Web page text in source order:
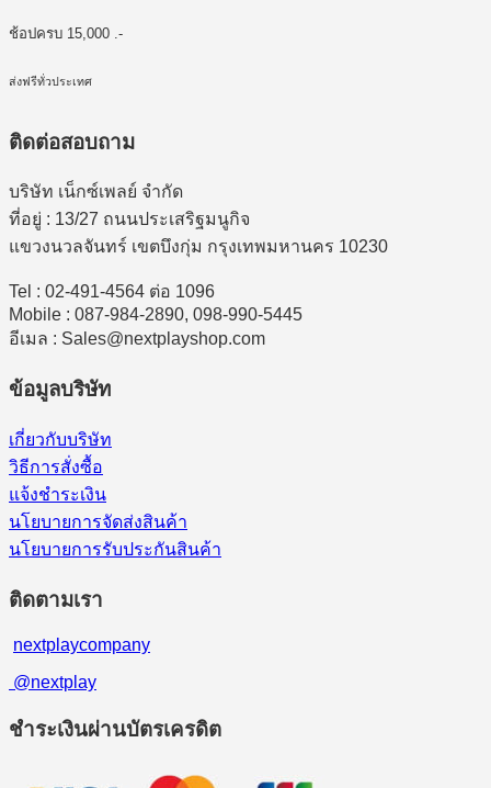
ช้อปครบ 15,000 .-
ส่งฟรีทั่วประเทศ
ติดต่อสอบถาม
บริษัท เน็กซ์เพลย์ จำกัด
ที่อยู่ : 13/27 ถนนประเสริฐมนูกิจ
แขวงนวลจันทร์ เขตบึงกุ่ม กรุงเทพมหานคร 10230
Tel : 02-491-4564 ต่อ 1096
Mobile : 087-984-2890, 098-990-5445
อีเมล : Sales@nextplayshop.com
ข้อมูลบริษัท
เกี่ยวกับบริษัท
วิธีการสั่งซื้อ
แจ้งชำระเงิน
นโยบายการจัดส่งสินค้า
นโยบายการรับประกันสินค้า
ติดตามเรา
nextplaycompany
@nextplay
ชำระเงินผ่านบัตรเครดิต